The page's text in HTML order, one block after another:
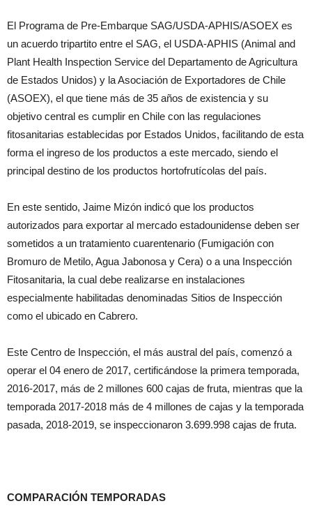
El Programa de Pre-Embarque SAG/USDA-APHIS/ASOEX es
un acuerdo tripartito entre el SAG, el USDA-APHIS (Animal and
Plant Health Inspection Service del Departamento de Agricultura
de Estados Unidos) y la Asociación de Exportadores de Chile
(ASOEX), el que tiene más de 35 años de existencia y su
objetivo central es cumplir en Chile con las regulaciones
fitosanitarias establecidas por Estados Unidos, facilitando de esta
forma el ingreso de los productos a este mercado, siendo el
principal destino de los productos hortofrutícolas del país.
En este sentido, Jaime Mizón indicó que los productos
autorizados para exportar al mercado estadounidense deben ser
sometidos a un tratamiento cuarentenario (Fumigación con
Bromuro de Metilo, Agua Jabonosa y Cera) o a una Inspección
Fitosanitaria, la cual debe realizarse en instalaciones
especialmente habilitadas denominadas Sitios de Inspección
como el ubicado en Cabrero.
Este Centro de Inspección, el más austral del país, comenzó a
operar el 04 enero de 2017, certificándose la primera temporada,
2016-2017, más de 2 millones 600 cajas de fruta, mientras que la
temporada 2017-2018 más de 4 millones de cajas y la temporada
pasada, 2018-2019, se inspeccionaron 3.699.998 cajas de fruta.
COMPARACIÓN TEMPORADAS